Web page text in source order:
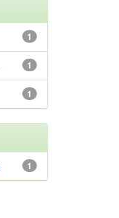
1
1
1
1